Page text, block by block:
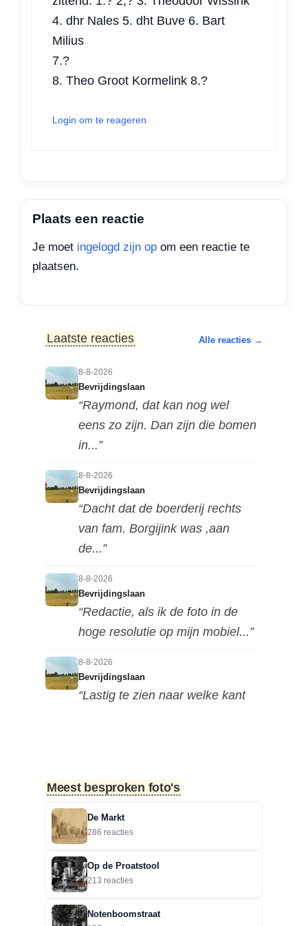
4. dhr Nales 5. dht Buve 6. Bart
Milius
7.?
8. Theo Groot Kormelink 8.?
Login om te reageren
Plaats een reactie
Je moet ingelogd zijn op om een reactie te
plaatsen.
Laatste reacties Alle reacties →
8-8-2026
Bevrijdingslaan
“Raymond, dat kan nog wel
eens zo zijn. Dan zijn die bomen
in...”
8-8-2026
Bevrijdingslaan
“Dacht dat de boerderij rechts
van fam. Borgijink was ,aan
de...”
8-8-2026
Bevrijdingslaan
“Redactie, als ik de foto in de
hoge resolutie op mijn mobiel...”
8-8-2026
Bevrijdingslaan
“Lastig te zien naar welke kant
“Dit is in de Nieuwstraat. Het zou
een motorclub kunnen zijn.”
6-8-2026
Zoekplaatjes uit Grolle: Brievenbus.
“Raymond, Grolle is groter dan
alleen binnen de grachte.”
5-8-2026
Meest besproken foto's
De Markt
286 reacties
Op de Proatstool
213 reacties
Notenboomstraat